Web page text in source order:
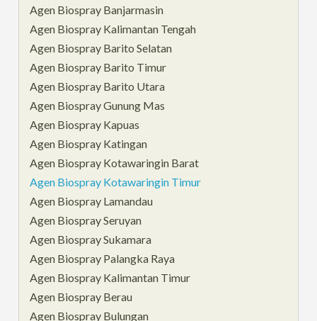
Agen Biospray Banjarmasin
Agen Biospray Kalimantan Tengah
Agen Biospray Barito Selatan
Agen Biospray Barito Timur
Agen Biospray Barito Utara
Agen Biospray Gunung Mas
Agen Biospray Kapuas
Agen Biospray Katingan
Agen Biospray Kotawaringin Barat
Agen Biospray Kotawaringin Timur
Agen Biospray Lamandau
Agen Biospray Seruyan
Agen Biospray Sukamara
Agen Biospray Palangka Raya
Agen Biospray Kalimantan Timur
Agen Biospray Berau
Agen Biospray Bulungan